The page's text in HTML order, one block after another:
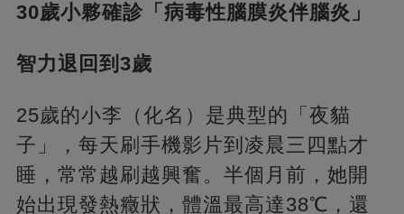
30歲小夥確診「病毒性腦膜炎伴腦炎」
智力退回到3歲
25歲的小李（化名）是典型的「夜貓
子」，每天刷手機影片到凌晨三四點才
睡，常常越刷越興奮。半個月前，她開
始出現發熱癥狀，體溫最高達38℃，還